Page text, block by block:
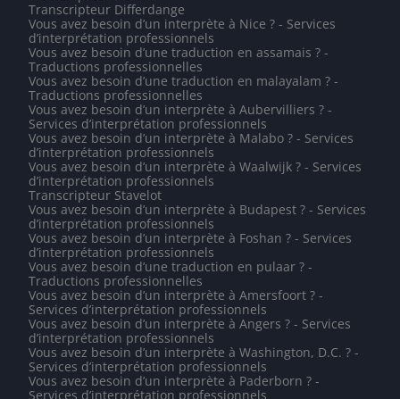
Transcripteur Differdange
Vous avez besoin d’un interprète à Nice ? - Services
d’interprétation professionnels
Vous avez besoin d’une traduction en assamais ? -
Traductions professionnelles
Vous avez besoin d’une traduction en malayalam ? -
Traductions professionnelles
Vous avez besoin d’un interprète à Aubervilliers ? -
Services d’interprétation professionnels
Vous avez besoin d’un interprète à Malabo ? - Services
d’interprétation professionnels
Vous avez besoin d’un interprète à Waalwijk ? - Services
d’interprétation professionnels
Transcripteur Stavelot
Vous avez besoin d’un interprète à Budapest ? - Services
d’interprétation professionnels
Vous avez besoin d’un interprète à Foshan ? - Services
d’interprétation professionnels
Vous avez besoin d’une traduction en pulaar ? -
Traductions professionnelles
Vous avez besoin d’un interprète à Amersfoort ? -
Services d’interprétation professionnels
Vous avez besoin d’un interprète à Angers ? - Services
d’interprétation professionnels
Vous avez besoin d’un interprète à Washington, D.C. ? -
Services d’interprétation professionnels
Vous avez besoin d’un interprète à Paderborn ? -
Services d’interprétation professionnels